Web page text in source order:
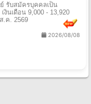
รับสมัครบุคคลเป็น
งินเดือน 9,000 - 13,920
.ค. 2569
2026/08/08